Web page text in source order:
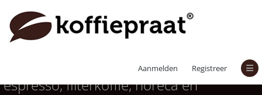
Aanmelden Registreer
Koffiepraat.nl forum over koffie,
espresso, filterkoffie, horeca en